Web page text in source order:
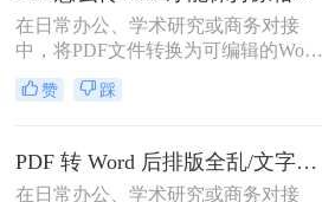
在日常办公、学术研究或商务对接
中，将PDF文件转换为可编辑的Word
文档是极高频的需求。但最令人头疼
的往往不是转换本身，而是转换后出
等“惨剧”。因此，很多人都在苦苦寻
找“PDF怎么转Word才能保持原格式
赞 踩
PDF 转 Word 后排版全乱/文字错位/串行/乱跑怎么办？3种高保真转换方法全解析
在日常办公、学术研究或商务对接